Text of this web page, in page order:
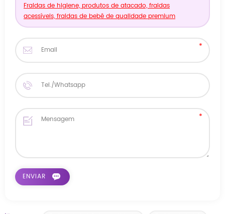
Fraldas de higiene, produtos de atacado, fraldas
acessíveis, fraldas de bebê de qualidade premium